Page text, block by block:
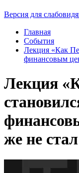
Версия для
Главная
События
Лекция «Как
финансовым
Лекция
же не